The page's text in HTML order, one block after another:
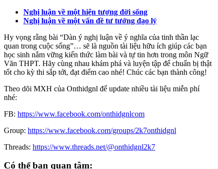
Nghị luận về một hiện tượng đời sống
Nghị luận về một vấn đề tư tưởng đạo lý
Hy vọng rằng bài “Dàn ý nghị luận về ý nghĩa của tinh thần lạc
quan trong cuộc sống”… sẽ là nguồn tài liệu hữu ích giúp các bạn
học sinh nắm vững kiến thức làm bài và tự tin hơn trong môn Ngữ
Văn THPT. Hãy cùng nhau khám phá và luyện tập để chuẩn bị thật
tốt cho kỳ thi sắp tới, đạt điểm cao nhé! Chúc các bạn thành công!
Theo dõi MXH của Onthidgnl để update nhiều tài liệu miễn phí
nhé:
FB: https://www.facebook.com/onthidgnlcom
Group: https://www.facebook.com/groups/2k7onthidgnl
Threads: https://www.threads.net/@onthidgnl2k7
Có thể bạn quan tâm: